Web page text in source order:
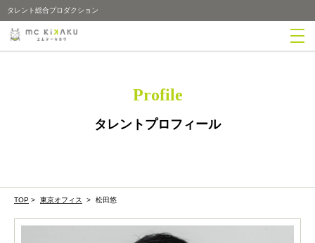
タレント総合プロダクション
Profile
タレントプロフィール
TOP > 東京オフィス > 松田悠